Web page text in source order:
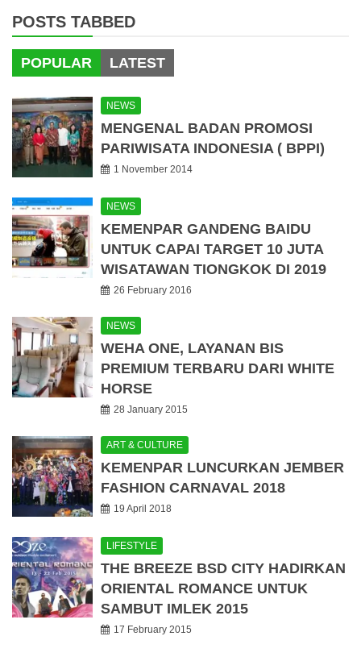
POSTS TABBED
POPULAR LATEST
NEWS
MENGENAL BADAN PROMOSI
PARIWISATA INDONESIA ( BPPI)
1 November 2014
NEWS
KEMENPAR GANDENG BAIDU
UNTUK CAPAI TARGET 10 JUTA
WISATAWAN TIONGKOK DI 2019
26 February 2016
NEWS
WEHA ONE, LAYANAN BIS
PREMIUM TERBARU DARI WHITE
HORSE
28 January 2015
ART & CULTURE
KEMENPAR LUNCURKAN JEMBER
FASHION CARNAVAL 2018
19 April 2018
LIFESTYLE
THE BREEZE BSD CITY HADIRKAN
ORIENTAL ROMANCE UNTUK
SAMBUT IMLEK 2015
17 February 2015